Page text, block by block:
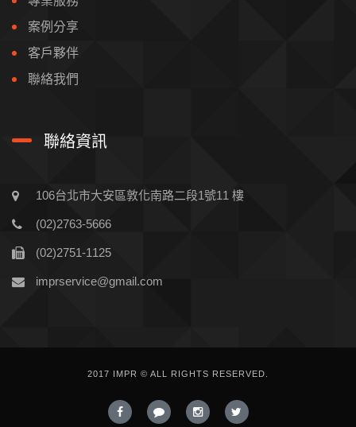
案例分享
客戶夥伴
聯絡我們
聯絡資訊
106台北市大安區敦化南路二段1號11 樓
(02)2763-5666
(02)2751-1125
imprservice@gmail.com
2017 IMPR © ALL RIGHTS RESERVED.